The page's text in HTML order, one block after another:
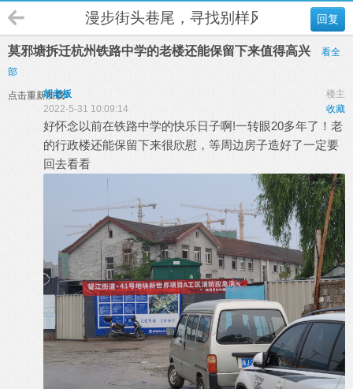
回复
漫步街头巷尾，寻找别样风情
莫邪塘拆迁杭州铁路中学的老楼还能保留下来值得高兴
看全
部
点击重新加载 楼主
胡老板
收藏
2022-5-31 10:09:14
好怀念以前在铁路中学的快乐日子啊!一转眼20多年了！老
的行政楼还能保留下来很欣慰，等周边房子造好了一定要
回去看看